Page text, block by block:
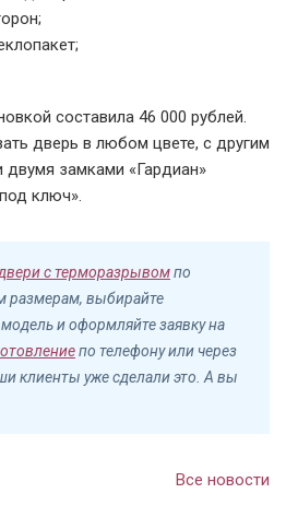
составила 46 000 рублей.
дверь в любом цвете, с другим
замками «Гардиан»
ключ».
с терморазрывомпо
размерам, выбирайте
и оформляйте заявку на
по телефону или через
клиенты уже сделали это. А вы
Все новости